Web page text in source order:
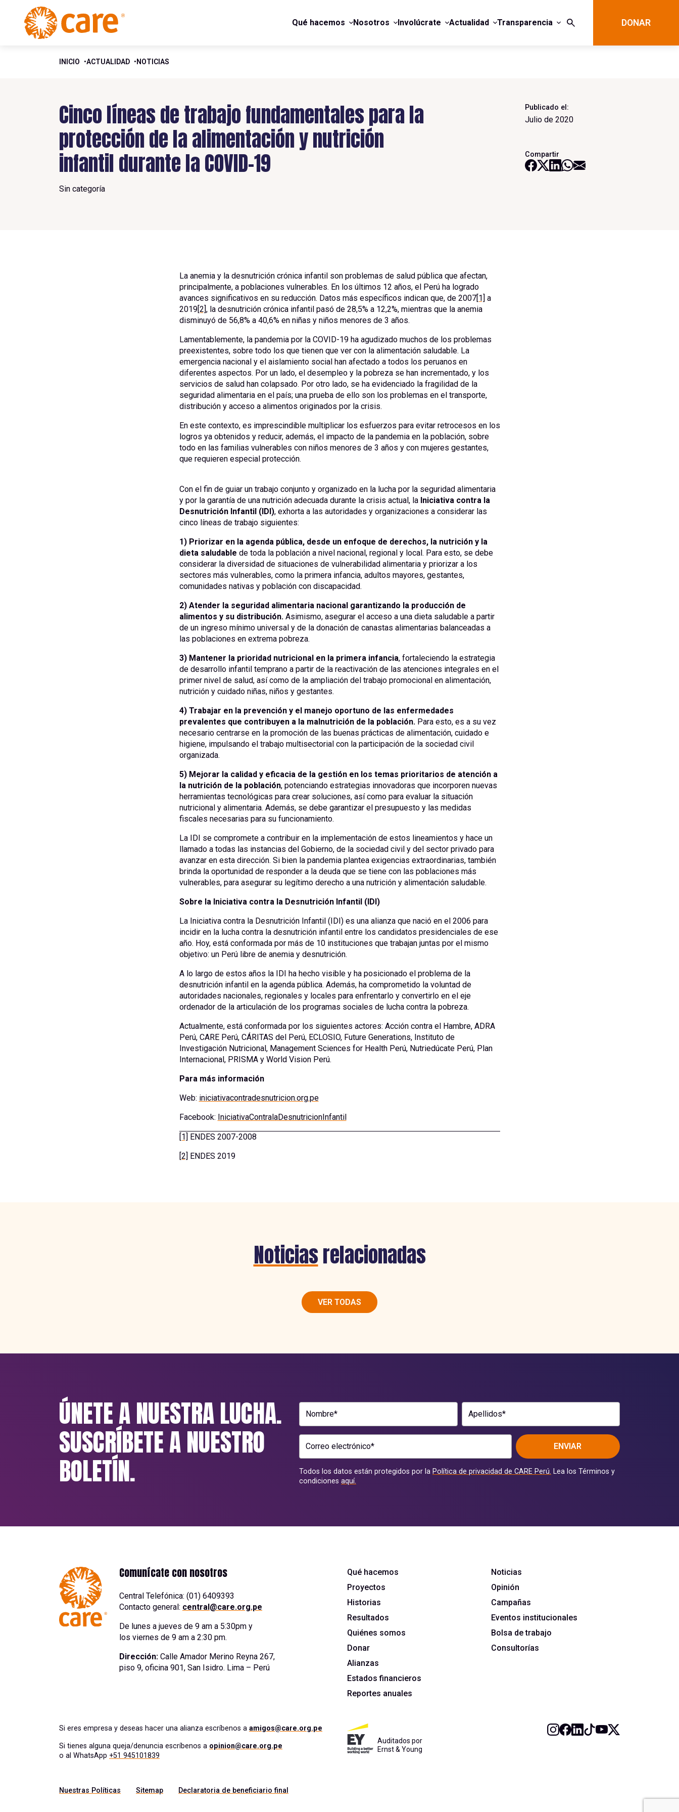
Qué hacemos Nosotros Involúcrate Actualidad Transparencia DONAR
INICIO ACTUALIDAD NOTICIAS
Cinco líneas de trabajo fundamentales para la
protección de la alimentación y nutrición
infantil durante la COVID-19
Sin categoría
Publicado el:
Julio de 2020
Compartir
La anemia y la desnutrición crónica infantil son problemas de salud pública que afectan,
principalmente, a poblaciones vulnerables. En los últimos 12 años, el Perú ha logrado
avances significativos en su reducción. Datos más específicos indican que, de 2007[1] a
2019[2], la desnutrición crónica infantil pasó de 28,5% a 12,2%, mientras que la anemia
disminuyó de 56,8% a 40,6% en niñas y niños menores de 3 años.
Lamentablemente, la pandemia por la COVID-19 ha agudizado muchos de los problemas
preexistentes, sobre todo los que tienen que ver con la alimentación saludable. La
emergencia nacional y el aislamiento social han afectado a todos los peruanos en
diferentes aspectos. Por un lado, el desempleo y la pobreza se han incrementado, y los
servicios de salud han colapsado. Por otro lado, se ha evidenciado la fragilidad de la
seguridad alimentaria en el país; una prueba de ello son los problemas en el transporte,
distribución y acceso a alimentos originados por la crisis.
En este contexto, es imprescindible multiplicar los esfuerzos para evitar retrocesos en los
logros ya obtenidos y reducir, además, el impacto de la pandemia en la población, sobre
todo en las familias vulnerables con niños menores de 3 años y con mujeres gestantes,
que requieren especial protección.
Con el fin de guiar un trabajo conjunto y organizado en la lucha por la seguridad alimentaria
y por la garantía de una nutrición adecuada durante la crisis actual, la Iniciativa contra la
Desnutrición Infantil (IDI), exhorta a las autoridades y organizaciones a considerar las
cinco líneas de trabajo siguientes:
1) Priorizar en la agenda pública, desde un enfoque de derechos, la nutrición y la
dieta saludable de toda la población a nivel nacional, regional y local. Para esto, se debe
considerar la diversidad de situaciones de vulnerabilidad alimentaria y priorizar a los
sectores más vulnerables, como la primera infancia, adultos mayores, gestantes,
comunidades nativas y población con discapacidad.
2) Atender la seguridad alimentaria nacional garantizando la producción de
alimentos y su distribución.Asimismo, asegurar el acceso a una dieta saludable a partir
de un ingreso mínimo universal y de la donación de canastas alimentarias balanceadas a
las poblaciones en extrema pobreza.
3) Mantener la prioridad nutricional en la primera infancia, fortaleciendo la estrategia
de desarrollo infantil temprano a partir de la reactivación de las atenciones integrales en el
primer nivel de salud, así como de la ampliación del trabajo promocional en alimentación,
nutrición y cuidado niñas, niños y gestantes.
4) Trabajar en la prevención y el manejo oportuno de las enfermedades
prevalentes que contribuyen a la malnutrición de la población.Para esto, es a su vez
necesario centrarse en la promoción de las buenas prácticas de alimentación, cuidado e
higiene, impulsando el trabajo multisectorial con la participación de la sociedad civil
organizada.
5) Mejorar la calidad y eficacia de la gestión en los temas prioritarios de atención a
la nutrición de la población, potenciando estrategias innovadoras que incorporen nuevas
herramientas tecnológicas para crear soluciones, así como para evaluar la situación
nutricional y alimentaria. Además, se debe garantizar el presupuesto y las medidas
fiscales necesarias para su funcionamiento.
La IDI se compromete a contribuir en la implementación de estos lineamientos y hace un
llamado a todas las instancias del Gobierno, de la sociedad civil y del sector privado para
avanzar en esta dirección. Si bien la pandemia plantea exigencias extraordinarias, también
brinda la oportunidad de responder a la deuda que se tiene con las poblaciones más
vulnerables, para asegurar su legítimo derecho a una nutrición y alimentación saludable.
Sobre la Iniciativa contra la Desnutrición Infantil (IDI)
La Iniciativa contra la Desnutrición Infantil (IDI) es una alianza que nació en el 2006 para
incidir en la lucha contra la desnutrición infantil entre los candidatos presidenciales de ese
año. Hoy, está conformada por más de 10 instituciones que trabajan juntas por el mismo
objetivo: un Perú libre de anemia y desnutrición.
A lo largo de estos años la IDI ha hecho visible y ha posicionado el problema de la
desnutrición infantil en la agenda pública. Además, ha comprometido la voluntad de
autoridades nacionales, regionales y locales para enfrentarlo y convertirlo en el eje
ordenador de la articulación de los programas sociales de lucha contra la pobreza.
Actualmente, está conformada por los siguientes actores: Acción contra el Hambre, ADRA
Perú, CARE Perú, CÁRITAS del Perú, ECLOSIO, Future Generations, Instituto de
Investigación Nutricional, Management Sciences for Health Perú, Nutriedúcate Perú, Plan
Internacional, PRISMA y World Vision Perú.
Para más información
Web: iniciativacontradesnutricion.org.pe
Facebook: IniciativaContralaDesnutricionInfantil
[1] ENDES 2007-2008
[2] ENDES 2019
Noticiasrelacionadas
VER TODAS
ÚNETE A NUESTRA LUCHA.
SUSCRÍBETE A NUESTRO
BOLETÍN.
Nombre* Apellidos*
Correo electrónico* ENVIAR
Todos los datos están protegidos por la Política de privacidad de CARE Perú.
Lea los Términos y
condiciones aquí.
Comunícate con nosotros
Central Telefónica: (01) 6409393
Contacto general: central@care.org.pe
De lunes a jueves de 9 am a 5:30pm y
los viernes de 9 am a 2:30 pm.
Dirección: Calle Amador Merino Reyna 267,
piso 9, oficina 901, San Isidro. Lima – Perú
Qué hacemos
Proyectos
Historias
Resultados
Quiénes somos
Donar
Alianzas
Estados financieros
Reportes anuales
Noticias
Opinión
Campañas
Eventos institucionales
Bolsa de trabajo
Consultorías
Si eres empresa y deseas hacer una alianza escríbenos a amigos@care.org.pe
Si tienes alguna queja/denuncia escríbenos a opinion@care.org.pe
o al WhatsApp +51 945101839
Auditados por
Ernst & Young
Nuestras Políticas Sitemap Declaratoria de beneficiario final